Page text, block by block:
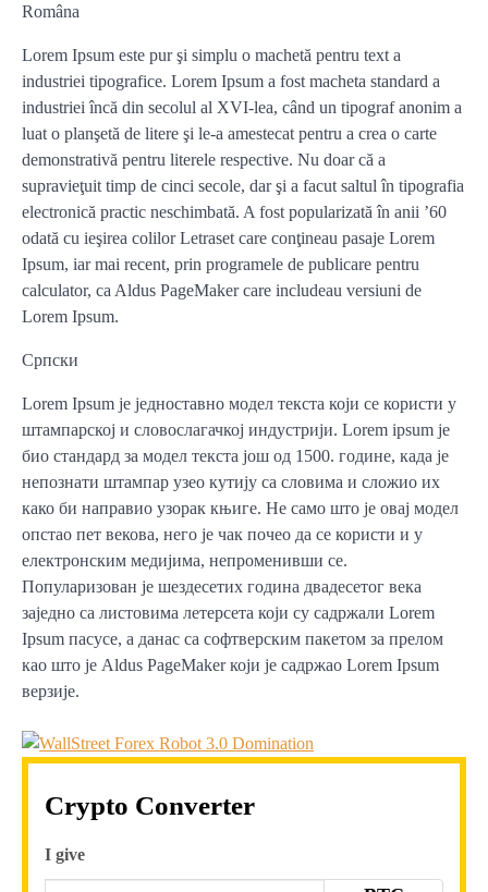
Româna
Lorem Ipsum este pur şi simplu o machetă pentru text a
industriei tipografice. Lorem Ipsum a fost macheta standard a
industriei încă din secolul al XVI-lea, când un tipograf anonim a
luat o planşetă de litere şi le-a amestecat pentru a crea o carte
demonstrativă pentru literele respective. Nu doar că a
supravieţuit timp de cinci secole, dar şi a facut saltul în tipografia
electronică practic neschimbată. A fost popularizată în anii ’60
odată cu ieşirea colilor Letraset care conţineau pasaje Lorem
Ipsum, iar mai recent, prin programele de publicare pentru
calculator, ca Aldus PageMaker care includeau versiuni de
Lorem Ipsum.
Српски
Lorem Ipsum је једноставно модел текста који се користи у
штампарској и словослагачкој индустрији. Lorem ipsum је
био стандард за модел текста још од 1500. године, када је
непознати штампар узео кутију са словима и сложио их
како би направио узорак књиге. Не само што је овај модел
опстао пет векова, него је чак почео да се користи и у
електронским медијима, непроменивши се.
Популаризован је шездесетих година двадесетог века
заједно са листовима летерсета који су садржали Lorem
Ipsum пасусе, а данас са софтверским пакетом за прелом
као што је Aldus PageMaker који је садржао Lorem Ipsum
верзије.
Crypto Converter
I give